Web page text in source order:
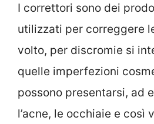
I correttori sono dei
utilizzati per correggere
volto, per discromie si
quelle imperfezioni
possono presentarsi, ad
l’acne, le occhiaie e così